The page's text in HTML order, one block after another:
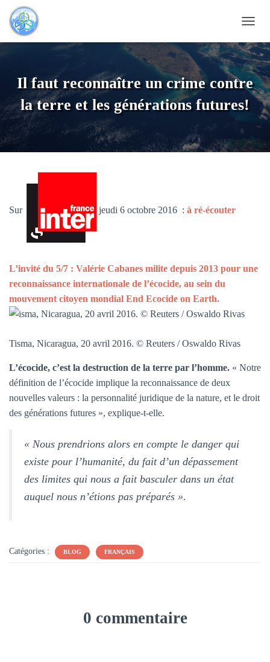
É
P
L
I
E
R
L
A
Il faut reconnaître un crime contre
la terre et les générations futures!
Sur jeudi 6 octobre 2016 : à ré-écouter
L’invité du 5/7 : Valérie Cabanes milite depuis 2013 pour une
reconnaissance internationale de l’écocide, au sein du
mouvement citoyen mondial End Ecocide on Earth.
Tisma, Nicaragua, 20 avril 2016. © Reuters / Oswaldo Rivas
L’écocide, c’est la destruction de la terre par l’homme. « Notre
définition de l’écocide implique la reconnaissance de deux
nouvelles valeurs : la personnalité juridique de la nature, et le droit
des générations futures », explique-t-elle.
« Nous prendrions alors en compte le danger qui
existe pour l’humanité, du fait d’un dépassement
des limites qui nous a fait basculer dans un état
auquel nous n’étions pas préparés ».
Catégories : BLOG FRANÇAIS
0 commentaire